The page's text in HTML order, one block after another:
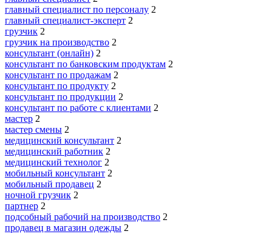
главный специалист по персоналу 2
главный специалист-эксперт 2
грузчик 2
грузчик на производство 2
консультант (онлайн) 2
консультант по банковским продуктам 2
консультант по продажам 2
консультант по продукту 2
консультант по продукции 2
консультант по работе с клиентами 2
мастер 2
мастер смены 2
медицинский консультант 2
медицинский работник 2
медицинский технолог 2
мобильный консультант 2
мобильный продавец 2
ночной грузчик 2
партнер 2
подсобный рабочий на производство 2
продавец в магазин одежды 2